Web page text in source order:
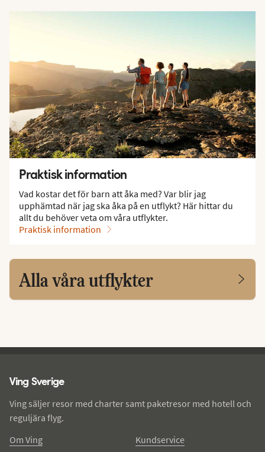
Praktisk information
Vad kostar det för barn att åka med? Var blir jag
upphämtad när jag ska åka på en utflykt? Här hittar du
allt du behöver veta om våra utflykter.
Praktisk information
Alla våra utflykter
Ving Sverige
Ving säljer resor med charter samt paketresor med hotell och
reguljära flyg.
Om Ving
Kundservice